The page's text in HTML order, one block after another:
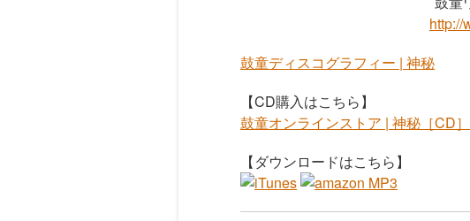
http://
鼓童ディスコグラフィー | 神秘
【CD購入はこちら】
鼓童オンラインストア | 神秘［CD］
【ダウンロードはこちら】